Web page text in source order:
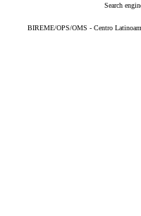
Search
BIREME/OPS/OMS - Centro